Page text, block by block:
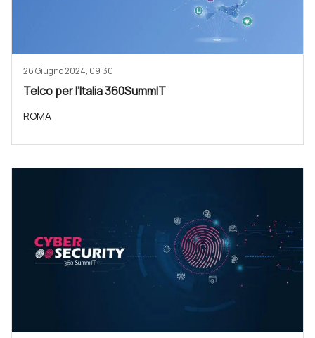
26 Giugno 2024, 09:30
Telco per l’Italia 360SummIT
ROMA